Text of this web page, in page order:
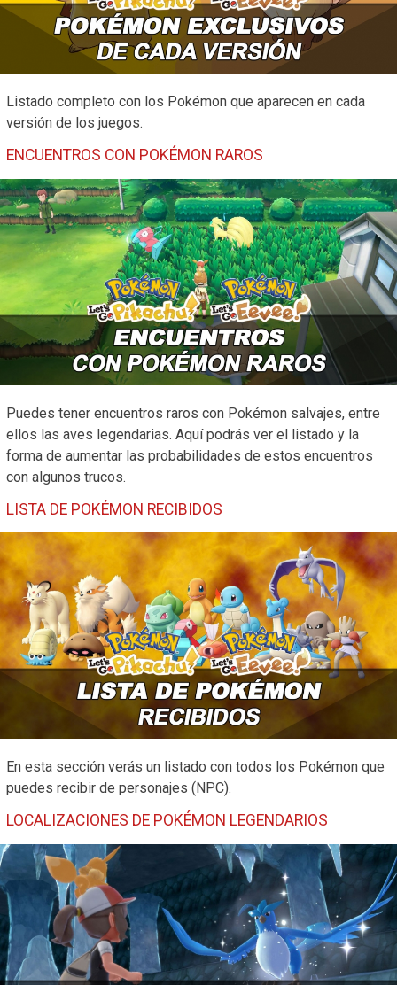
Listado completo con los Pokémon que aparecen en cada
versión de los juegos.
ENCUENTROS CON POKÉMON RAROS
Puedes tener encuentros raros con Pokémon salvajes, entre
ellos las aves legendarias. Aquí podrás ver el listado y la
forma de aumentar las probabilidades de estos encuentros
con algunos trucos.
LISTA DE POKÉMON RECIBIDOS
En esta sección verás un listado con todos los Pokémon que
puedes recibir de personajes (NPC).
LOCALIZACIONES DE POKÉMON LEGENDARIOS